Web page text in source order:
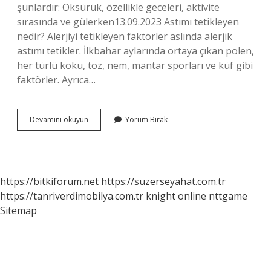
şunlardır: Öksürük, özellikle geceleri, aktivite
sırasında ve gülerken13.09.2023 Astımı tetikleyen
nedir? Alerjiyi tetikleyen faktörler aslında alerjik
astımı tetikler. İlkbahar aylarında ortaya çıkan polen,
her türlü koku, toz, nem, mantar sporları ve küf gibi
faktörler. Ayrıca…
Devamını okuyun Sonradan
Astım
Yorum Bırak
https://bitkiforum.net https://suzerseyahat.com.tr
https://tanriverdimobilya.com.tr knight online nttgame
Sitemap